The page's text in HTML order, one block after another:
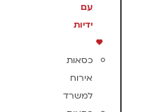
עם
ידיות
כסאות
אירוח
למשרד